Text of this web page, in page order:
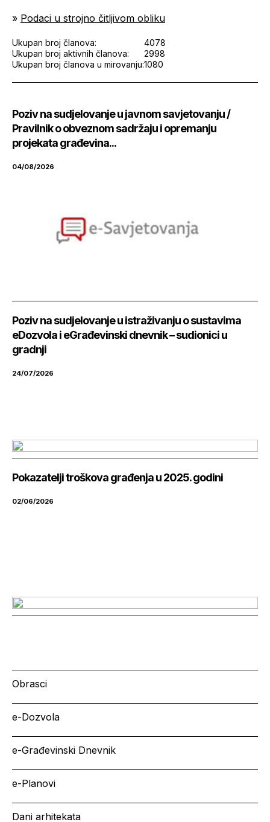
» Podaci u strojno čitljivom obliku
Ukupan broj članova:
4078
Ukupan broj aktivnih članova:
2998
Ukupan broj članova u mirovanju:1080
Poziv na sudjelovanje u javnom savjetovanju /
Pravilnik o obveznom sadržaju i opremanju
projekata građevina...
04/08/2026
Poziv na sudjelovanje u istraživanju o sustavima
eDozvola i eGrađevinski dnevnik – sudionici u
gradnji
24/07/2026
Pokazatelji troškova građenja u 2025. godini
02/06/2026
Obrasci
e-Dozvola
e-Građevinski Dnevnik
e-Planovi
Dani arhitekata